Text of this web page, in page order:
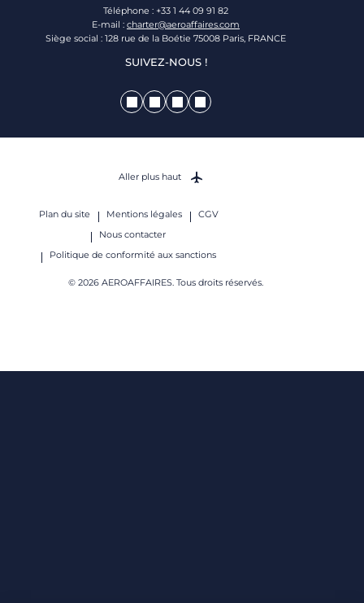
Téléphone : +33 1 44 09 91 82
E-mail : charter@aeroaffaires.com
Siège social : 128 rue de la Boétie 75008 Paris, FRANCE
SUIVEZ-NOUS !
Plan du site Mentions légales
CGV
Nous contacter
Politique de conformité aux sanctions
© 2026 AEROAFFAIRES. Tous droits réservés.
Aller plus haut